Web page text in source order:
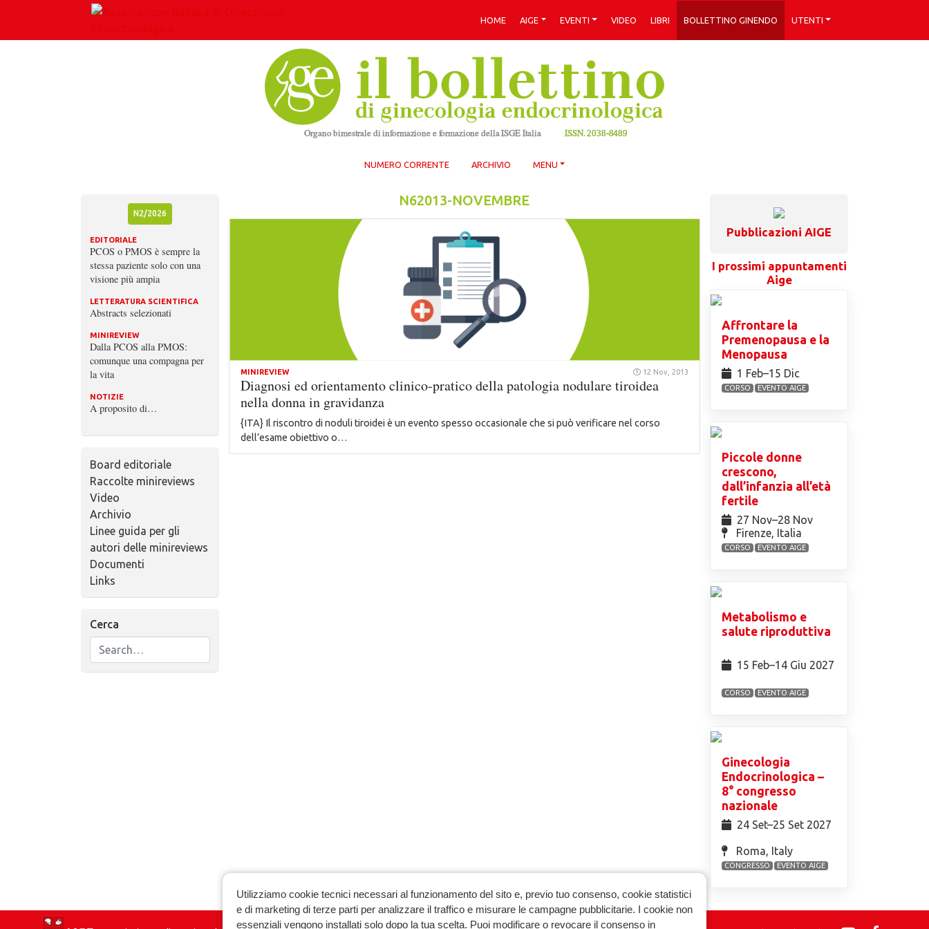
Skip
HOME AIGE EVENTI VIDEO LIBRI BOLLETTINO GINENDO UTENTI
NUMERO CORRENTE ARCHIVIO MENU
N2/2026
EDITORIALE
PCOS o PMOS è sempre la
stessa paziente solo con una
visione più ampia
LETTERATURA SCIENTIFICA
Abstracts selezionati
MINIREVIEW
Dalla PCOS alla PMOS:
comunque una compagna per
la vita
NOTIZIE
A proposito di…
Board editoriale
Raccolte minireviews
Video
Archivio
Linee guida per gli
autori delle minireviews
Documenti
Links
Cerca
N62013-NOVEMBRE
MINIREVIEW 12 Nov, 2013
Diagnosi ed orientamento clinico-pratico della patologia nodulare tiroidea
nella donna in gravidanza
{ITA} Il riscontro di noduli tiroidei è un evento spesso occasionale che si può verificare nel corso
dell’esame obiettivo o…
Pubblicazioni AIGE
I prossimi appuntamenti
Aige
Affrontare la
Premenopausa e la
Menopausa
1 Feb⁠–15 Dic
CORSO EVENTO AIGE
Piccole donne
crescono,
dall’infanzia all’età
fertile
27 Nov⁠–28 Nov
Firenze, Italia
CORSO EVENTO AIGE
Metabolismo e
salute riproduttiva
15 Feb⁠–14 Giu 2027
CORSO EVENTO AIGE
Ginecologia
Endocrinologica –
8° congresso
nazionale
24 Set⁠–25 Set 2027
Roma, Italy
CONGRESSO EVENTO AIGE
Utilizziamo cookie tecnici necessari al funzionamento del sito e, previo tuo consenso, cookie statistici
e di marketing di terze parti per analizzare il traffico e misurare le campagne pubblicitarie. I cookie non
essenziali vengono installati solo dopo la tua scelta. Puoi modificare o revocare il consenso in